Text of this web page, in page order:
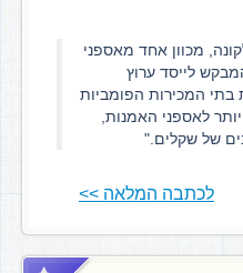
מכוון אחד מאספני
לייסד ערוץ
בתי המכירות הפומביות
לאספני האמנות,
של שקלים."
לכתבה המלאה >>